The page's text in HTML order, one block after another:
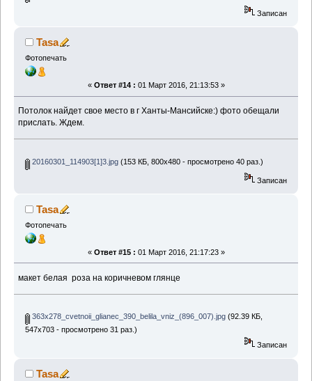
Записан
Tasa
Фотопечать
« Ответ #14 : 01 Март 2016, 21:13:53 »
Потолок найдет свое место в г Ханты-Мансийске:) фото обещали
прислать. Ждем.
20160301_114903[1]3.jpg(153 КБ, 800x480 - просмотрено 40 раз.)
Записан
Tasa
Фотопечать
« Ответ #15 : 01 Март 2016, 21:17:23 »
макет белая роза на коричневом глянце
363x278_cvetnoii_glianec_390_belila_vniz_(896_007).jpg(92.39 КБ,
547x703 - просмотрено 31 раз.)
Записан
Tasa